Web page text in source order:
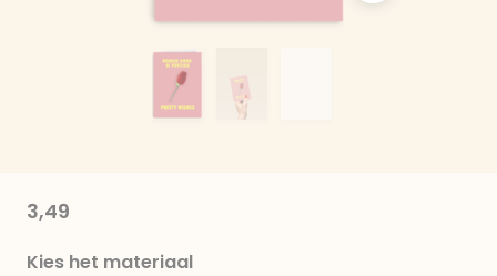
3,49
Kies het materiaal